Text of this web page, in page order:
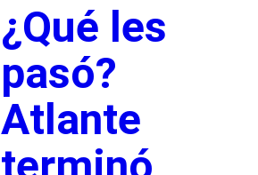
¿Qué les
pasó?
Atlante